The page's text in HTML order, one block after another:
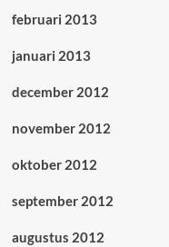
februari 2013
januari 2013
december 2012
november 2012
oktober 2012
september 2012
augustus 2012